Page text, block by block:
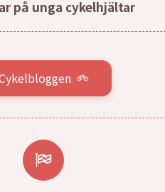
på unga cykelhjältar